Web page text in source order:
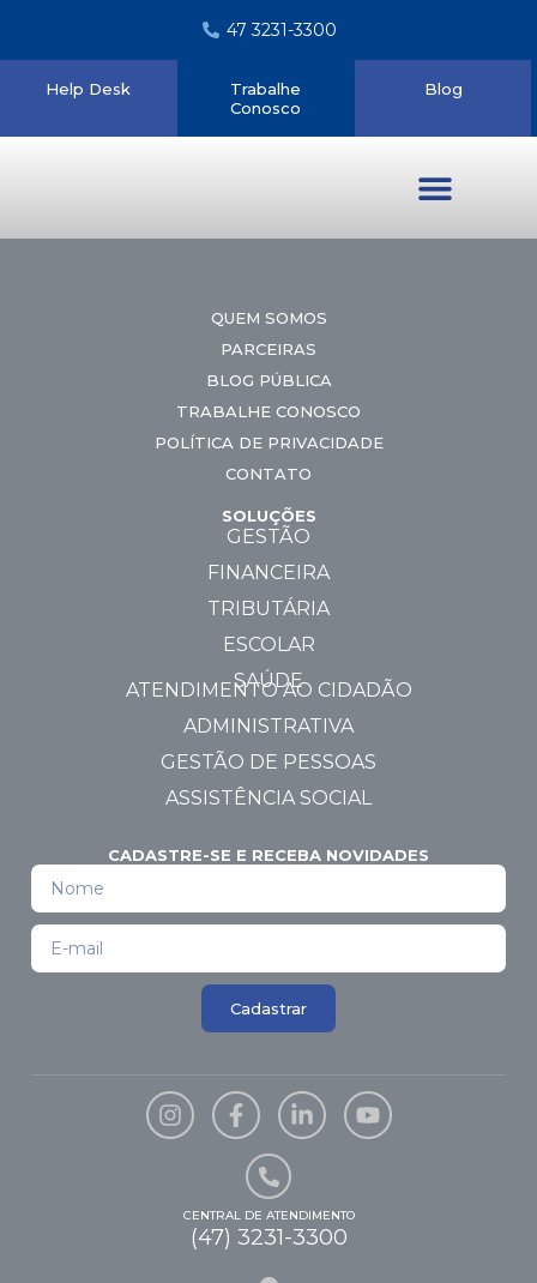
47 3231-3300
Help Desk
Trabalhe
Conosco
Blog
QUEM SOMOS
PARCEIRAS
BLOG PÚBLICA
TRABALHE CONOSCO
POLÍTICA DE PRIVACIDADE
CONTATO
SOLUÇÕES
GESTÃO
FINANCEIRA
TRIBUTÁRIA
ESCOLAR
SAÚDE
ATENDIMENTO AO CIDADÃO
ADMINISTRATIVA
GESTÃO DE PESSOAS
ASSISTÊNCIA SOCIAL
CADASTRE-SE E RECEBA NOVIDADES
Cadastrar
CENTRAL DE ATENDIMENTO
(47) 3231-3300